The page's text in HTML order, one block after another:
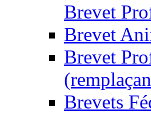
Brevet
Brevet
Brevet
Brevets